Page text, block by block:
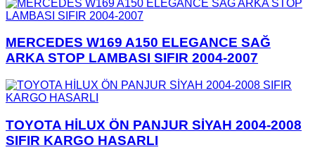
MERCEDES W169 A150 ELEGANCE SAĞ
ARKA STOP LAMBASI SIFIR 2004-2007
TOYOTA HİLUX ÖN PANJUR SİYAH 2004-2008
SIFIR KARGO HASARLI